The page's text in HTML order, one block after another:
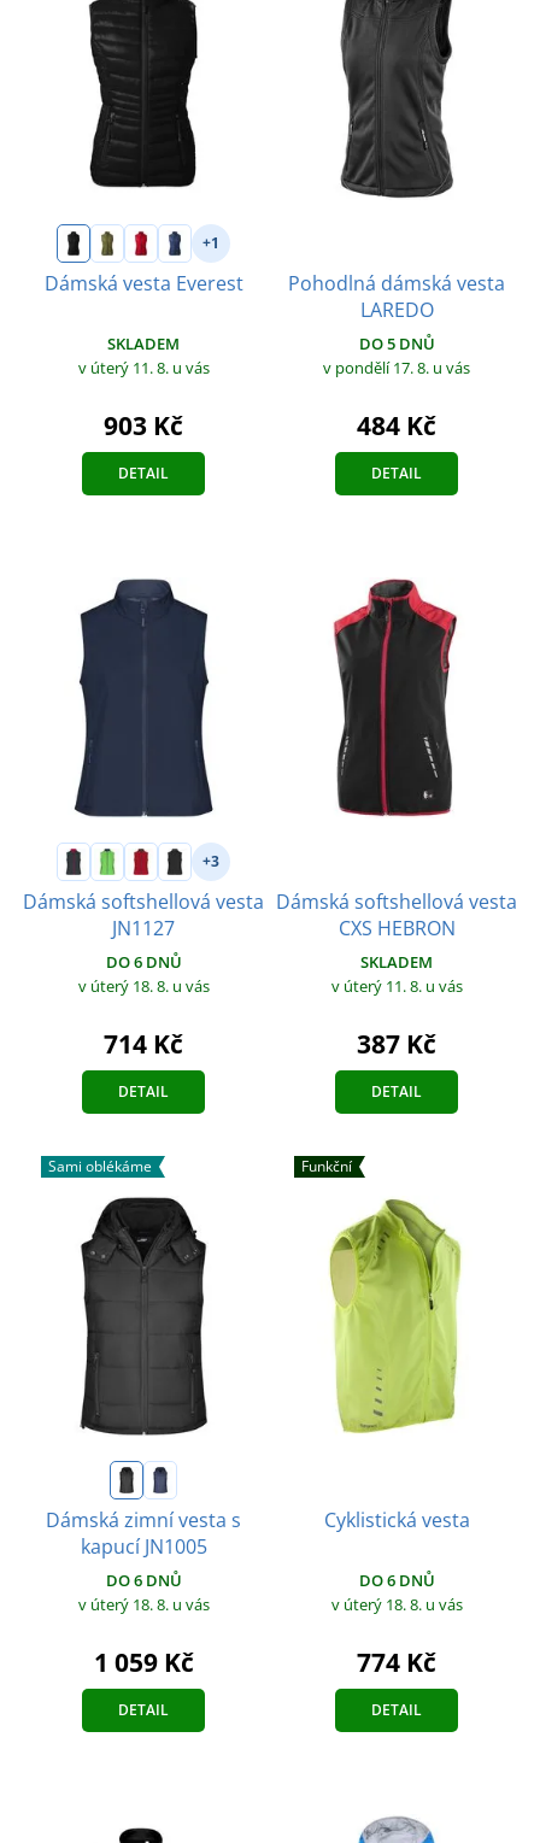
+1
Dámská vesta Everest
SKLADEM
v úterý 11. 8. u vás
903 Kč
DETAIL
Pohodlná dámská vesta
LAREDO
DO 5 DNŮ
v pondělí 17. 8. u vás
484 Kč
DETAIL
+3
Dámská softshellová vesta
JN1127
DO 6 DNŮ
v úterý 18. 8. u vás
714 Kč
DETAIL
Dámská softshellová vesta
CXS HEBRON
SKLADEM
v úterý 11. 8. u vás
387 Kč
DETAIL
Sami oblékáme
Dámská zimní vesta s
kapucí JN1005
DO 6 DNŮ
v úterý 18. 8. u vás
1 059 Kč
DETAIL
Funkční
Cyklistická vesta
DO 6 DNŮ
v úterý 18. 8. u vás
774 Kč
DETAIL